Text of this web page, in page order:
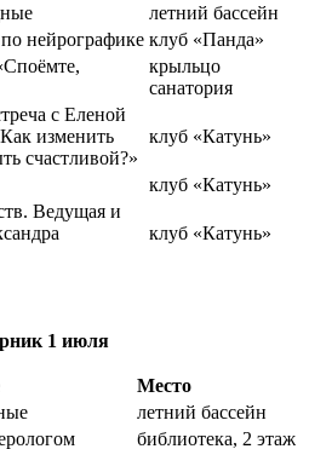
летний бассейн
нейрографике клуб «Панда»
крыльцо
санатория
с Еленой
изменить
счастливой?»
клуб «Катунь»
клуб «Катунь»
Ведущая и
клуб «Катунь»
1 июля
Место
летний бассейн
библиотека, 2 этаж